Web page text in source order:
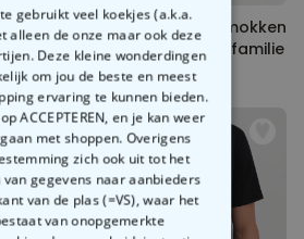
Gepersonaliseerde mokken
illustratie stripfiguur familie
€ 12,99
gebruikt veel koekjes (a.k.a.
alleen de onze maar ook deze
Deze kleine wonderdingen
om jou de beste en meest
ervaring te kunnen bieden.
ACCEPTEREN, en je kan weer
met shoppen. Overigens
zich ook uit tot het
gegevens naar aanbieders
van de plas (=VS), waar het
van onopgemerkte